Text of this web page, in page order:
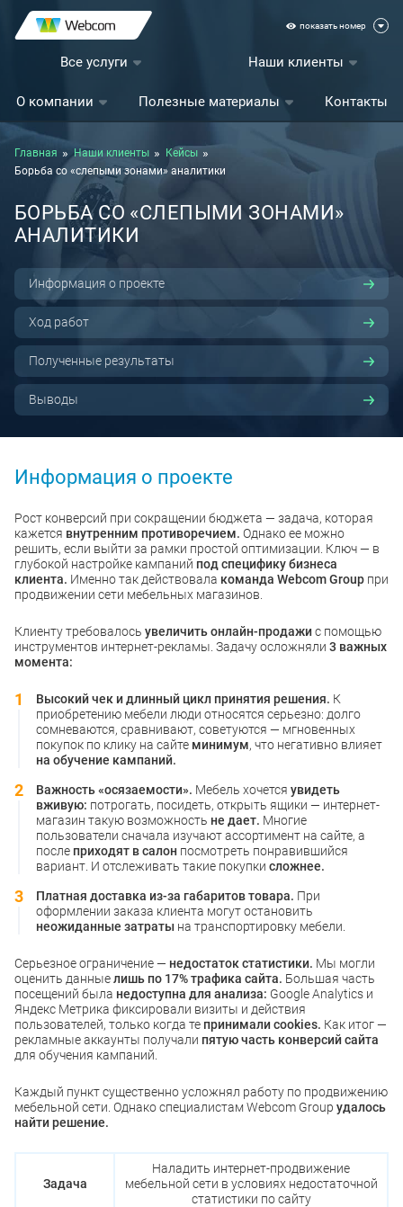
показать номер
Все услуги Наши клиенты
О компании Полезные материалы Контакты
Главная Наши клиенты
Кейсы
Борьба со «слепыми зонами» аналитики
БОРЬБА СО «СЛЕПЫМИ ЗОНАМИ»
АНАЛИТИКИ
Информация о проекте
Ход работ
Полученные результаты
Выводы
Информация о проекте
Рост конверсий при сокращении бюджета — задача, которая
кажется внутренним противоречием. Однако ее можно
решить, если выйти за рамки простой оптимизации. Ключ — в
глубокой настройке кампаний под специфику бизнеса
клиента. Именно так действовала команда Webcom Group при
продвижении сети мебельных магазинов.
Клиенту требовалось увеличить онлайн-продажис помощью
инструментов интернет-рекламы. Задачу осложняли 3 важных
момента:
Высокий чек и длинный цикл принятия решения. К
приобретению мебели люди относятся серьезно: долго
сомневаются, сравнивают, советуются — мгновенных
покупок по клику на сайте минимум, что негативно влияет
на обучение кампаний.
Важность «осязаемости». Мебель хочется увидеть
вживую: потрогать, посидеть, открыть ящики — интернет-
магазин такую возможность не дает. Многие
пользователи сначала изучают ассортимент на сайте, а
после приходят в салон посмотреть понравившийся
вариант. И отслеживать такие покупки сложнее.
Платная доставка из-за габаритов товара. При
оформлении заказа клиента могут остановить
неожиданные затраты на транспортировку мебели.
Серьезное ограничение — недостаток статистики. Мы могли
оценить данныелишь по 17% трафика сайта. Большая часть
посещений была недоступна для анализа: Google Analytics и
Яндекс Метрика фиксировали визиты и действия
пользователей, только когда те принимали cookies. Как итог —
рекламные аккаунты получали пятую часть конверсий сайта
для обучения кампаний.
Каждый пункт существенно усложнял работу по продвижению
мебельной сети. Однако специалистам Webcom Group удалось
найти решение.
Задача
Наладить интернет-продвижение
мебельной сети в условиях недостаточной
статистики по сайту